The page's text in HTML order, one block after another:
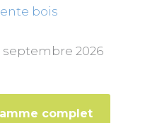
bois
septembre 2026
complet